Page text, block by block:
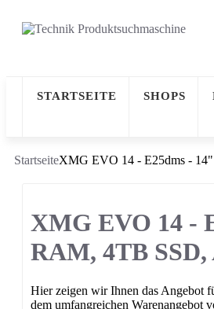
STARTSEITE SHOPS
StartseiteXMG EVO 14 - E25dms -
XMG EVO 14 -
RAM, 4TB SSD,
Hier zeigen wir Ihnen das
dem umfangreichen Warenangebot